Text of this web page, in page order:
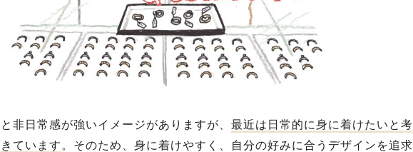
非日常感が強いイメージがありますが、 最近は日常的に身に着けたいと考
ています 。そのため、身に着けやすく、自分の好みに合うデザインを追求